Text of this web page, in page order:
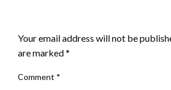
Your email address will not be
are marked*
Comment *